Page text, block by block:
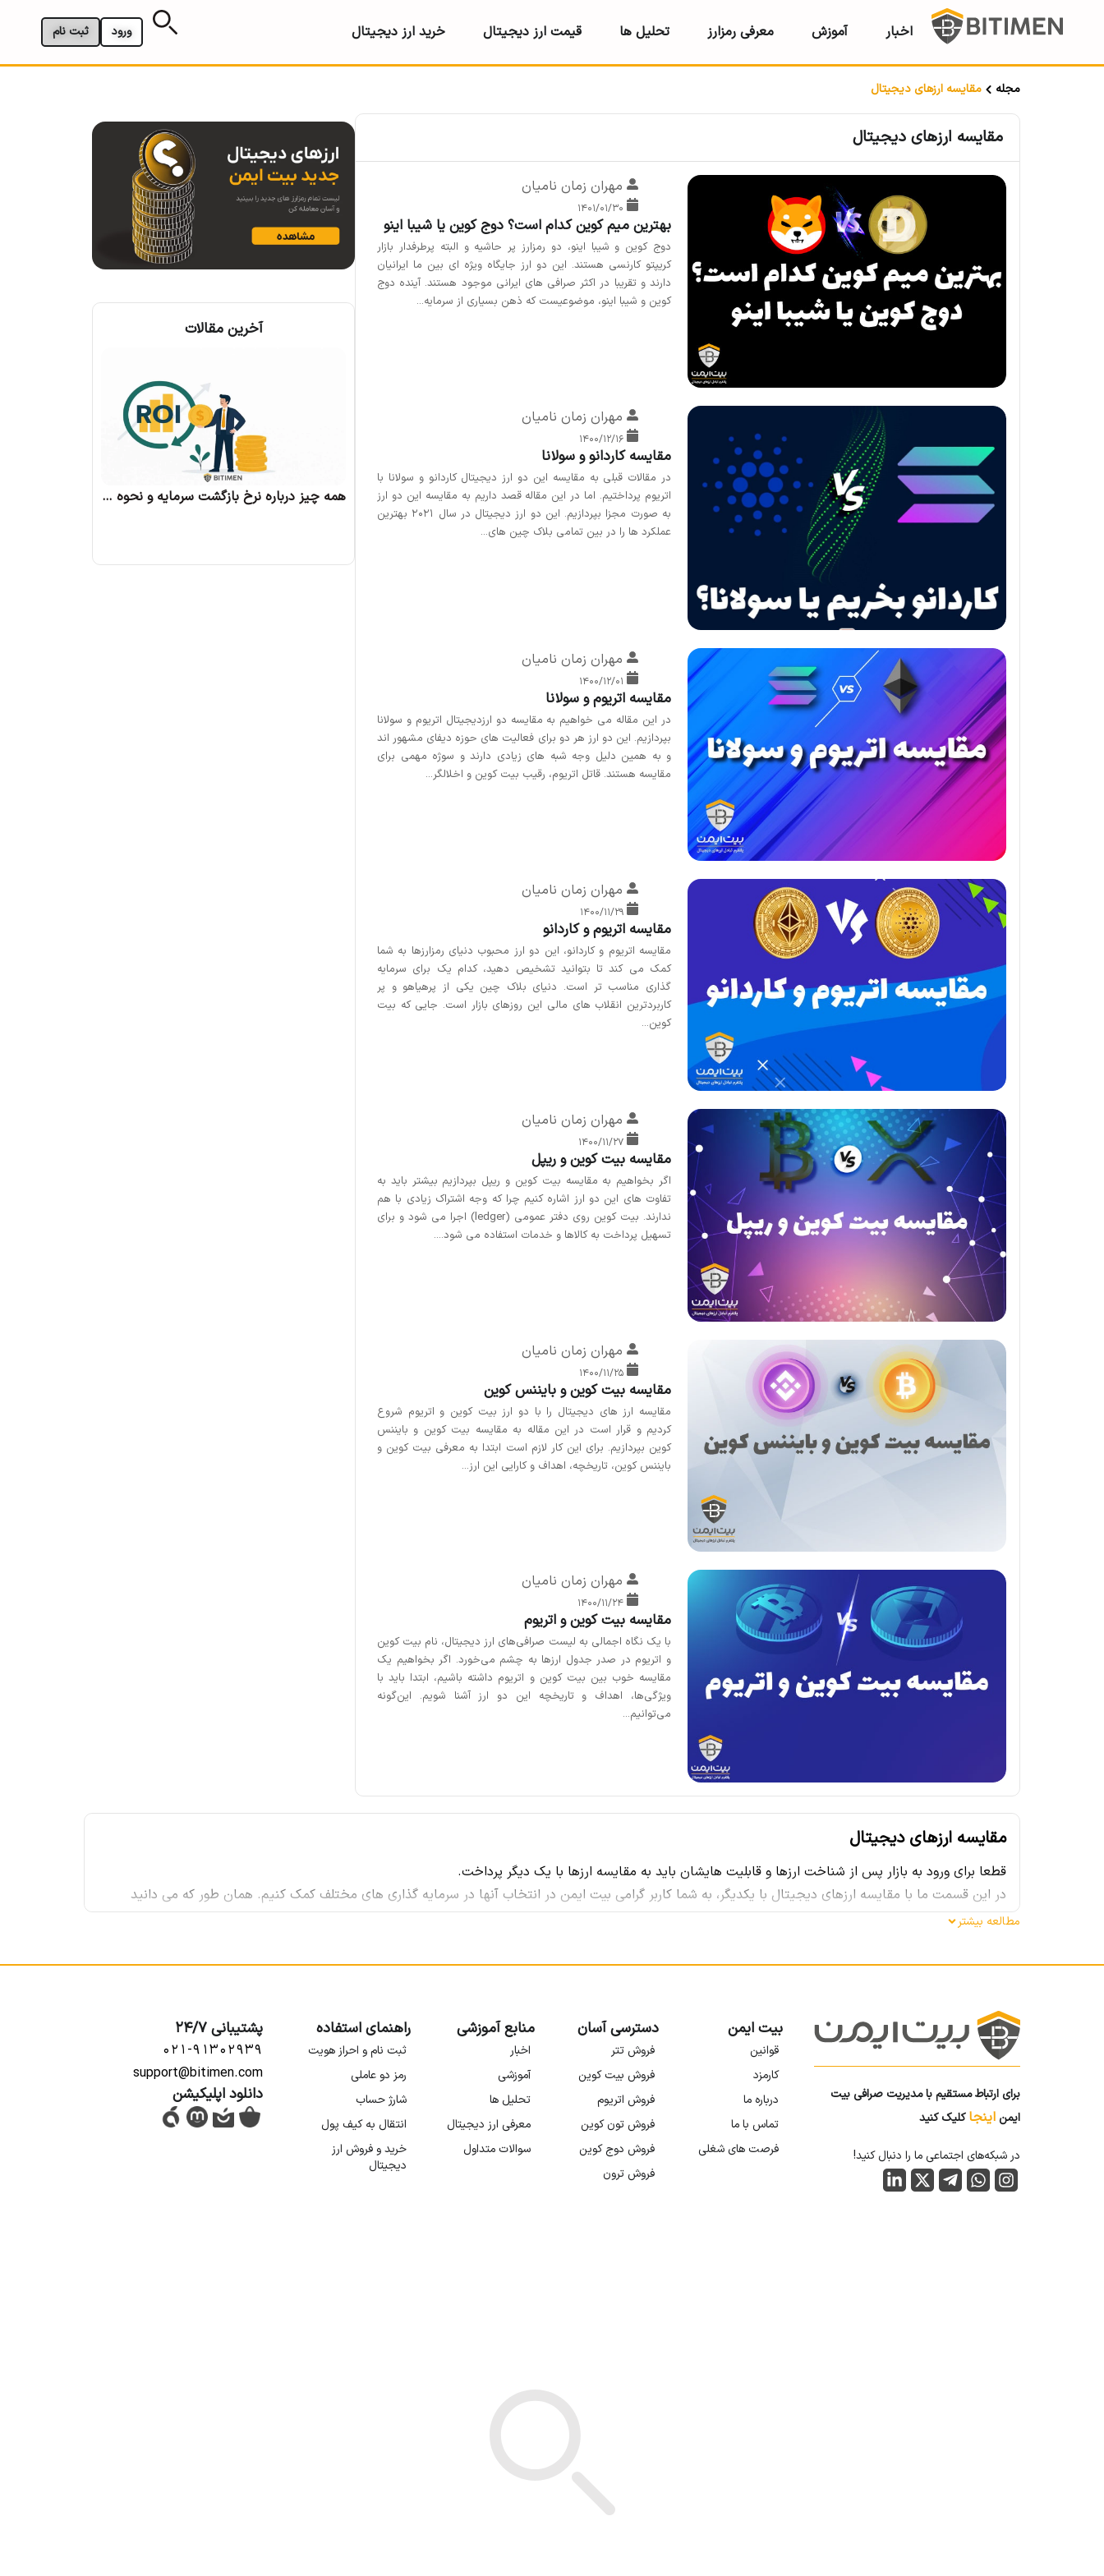
اخبار آموزش معرفی رمزارز تحلیل ها قیمت ارز دیجیتال خرید ارز دیجیتال ثبت نام ورود
مجله مقایسه ارزهای دیجیتال
مقایسه ارزهای دیجیتال
مهران زمان نامیان
۱۴۰۱/۰۱/۳۰
بهترین میم کوین کدام است؟ دوج کوین یا شیبا اینو
دوج کوین و شیبا اینو، دو رمزارز پر حاشیه و البته پرطرفدار بازار
کریپتو کارنسی هستند. این دو ارز جایگاه ویژه ای بین ما ایرانیان
دارند و تقریبا در اکثر صرافی های ایرانی موجود هستند. آینده دوج
کوین و شیبا اینو، موضوعیست که ذهن بسیاری از سرمایه...
مهران زمان نامیان
۱۴۰۰/۱۲/۱۶
مقایسه کاردانو و سولانا
در مقالات قبلی به مقایسه این دو ارز دیجیتال کاردانو و سولانا با
اتریوم پرداختیم. اما در این مقاله قصد داریم به مقایسه این دو ارز
به صورت مجزا بپردازیم. این دو ارز دیجیتال در سال 2021 بهترین
عملکرد ها را در بین تمامی بلاک چین های...
مهران زمان نامیان
۱۴۰۰/۱۲/۰۱
مقایسه اتریوم و سولانا
در این مقاله می خواهیم به مقایسه دو ارزدیجیتال اتریوم و سولانا
بپردازیم. این دو ارز هر دو برای فعالیت های حوزه دیفای مشهور اند
و به همین دلیل وجه شبه های زیادی دارند و سوژه مهمی برای
مقایسه هستند. قاتل اتریوم، رقیب بیت کوین و اخلالگر...
مهران زمان نامیان
۱۴۰۰/۱۱/۲۹
مقایسه اتریوم و کاردانو
مقایسه اتریوم و کاردانو، این دو ارز محبوب دنیای رمزارزها به شما
کمک می کند تا بتوانید تشخیص دهید، کدام یک برای سرمایه
گذاری مناسب تر است. دنیای بلاک چین یکی از پرهیاهو و پر
کاربردترین انقلاب های مالی این روزهای بازار است. جایی که بیت
کوین...
مهران زمان نامیان
۱۴۰۰/۱۱/۲۷
مقایسه بیت کوین و ریپل
اگر بخواهیم به مقایسه بیت کوین و ریپل بپردازیم بیشتر باید به
تفاوت های این دو ارز اشاره کنیم چرا که وجه اشتراک زیادی با هم
ندارند. بیت کوین روی دفتر عمومی (ledger) اجرا می شود و برای
تسهیل پرداخت به کالاها و خدمات استفاده می شود....
مهران زمان نامیان
۱۴۰۰/۱۱/۲۵
مقایسه بیت کوین و بایننس کوین
مقایسه ارز های دیجیتال را با دو ارز بیت کوین و اتریوم شروع
کردیم و قرار است در این مقاله به مقایسه بیت کوین و بایننس
کوین بپردازیم. برای این کار لازم است ابتدا به معرفی بیت کوین و
بایننس کوین، تاریخچه، اهداف و کارایی این ارز...
مهران زمان نامیان
۱۴۰۰/۱۱/۲۴
مقایسه بیت کوین و اتریوم
با یک نگاه اجمالی به لیست صرافی‌های ارز دیجیتال، نام بیت کوین
و اتریوم در صدر جدول ارزها به چشم می‌خورد. اگر بخواهیم یک
مقایسه خوب بین بیت کوین و اتریوم داشته باشیم، ابتدا باید با
ویژگی‌ها، اهداف و تاریخچه این دو ارز آشنا شویم. این‌گونه
می‌توانیم...
آخرین مقالات
همه چیز درباره نرخ بازگشت سرمایه و نحوه محاسبه آن
مقایسه ارزهای دیجیتال
قطعا برای ورود به بازار پس از شناخت ارزها و قابلیت هایشان باید به مقایسه ارزها با یک دیگر پرداخت.
در این قسمت ما با مقایسه ارزهای دیجیتال با یکدیگر، به شما کاربر گرامی بیت ایمن در انتخاب آنها در سرمایه گذاری های مختلف کمک کنیم. همان طور که می دانید
دنیای رمزارز ها دنیای بسیار بزرگی است و بیش از 17 هزار رمزارز را شامل می شود.
کنیم. معمولا در این بخش پس از معرفی کوتاه ارزها، تاریخچه و اهداف آنها را بررسی می کنیم. پس از معرفی دو ارزی که مقایسه کردیم به شباهت ها و تفاوت های آنها می
مطالعه بیشتر
برای ارتباط مستقیم با مدیریت صرافی بیت
ایمن اینجاکلیک کنید
در شبکه‌های اجتماعی ما را دنبال کنید!
بیت ایمن
قوانین
کارمزد
درباره ما
تماس با ما
فرصت های شغلی
دسترسی آسان
فروش تتر
فروش بیت کوین
فروش اتریوم
فروش تون کوین
فروش دوج کوین
فروش ترون
منابع آموزشی
اخبار
آموزشی
تحلیل ها
معرفی ارز دیجیتال
سوالات متداول
راهنمای استفاده
ثبت نام و احراز هویت
رمز دو عاملی
شارژ حساب
انتقال به کیف پول
خرید و فروش ارز
دیجیتال
پشتیبانی 24/7
۰۲۱-۹۱۳۰۲۹۳۹
support@bitimen.com
دانلود اپلیکیشن